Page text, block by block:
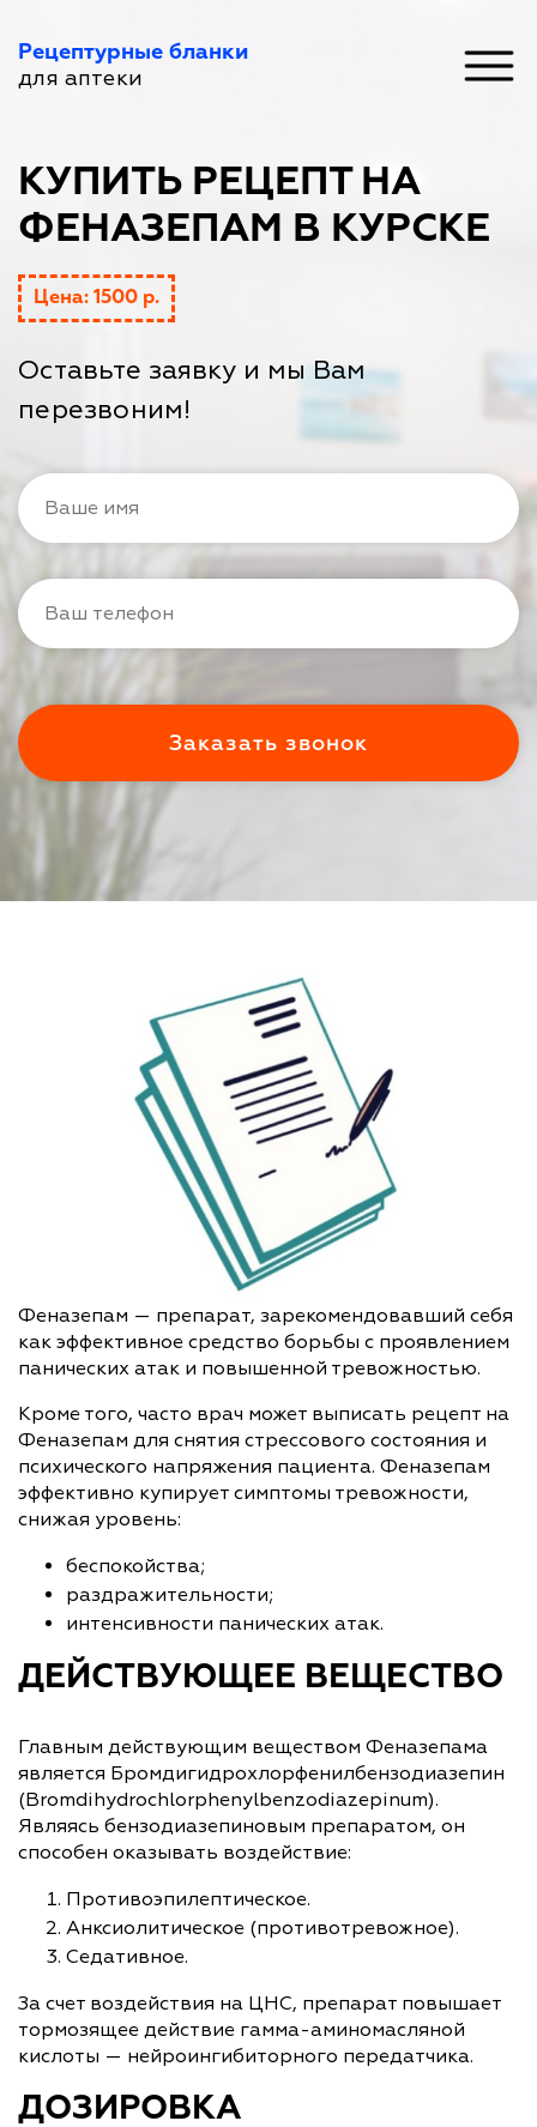
Рецептурные бланки
для аптеки
КУПИТЬ РЕЦЕПТ НА
ФЕНАЗЕПАМ В КУРСКЕ
Цена: 1500 р.
Оставьте заявку и мы Вам
перезвоним!
Феназепам — препарат, зарекомендовавший себя
как эффективное средство борьбы с проявлением
панических атак и повышенной тревожностью.
Кроме того, часто врач может выписать рецепт на
Феназепам для снятия стрессового состояния и
психического напряжения пациента. Феназепам
эффективно купирует симптомы тревожности,
снижая уровень:
беспокойства;
раздражительности;
интенсивности панических атак.
ДЕЙСТВУЮЩЕЕ ВЕЩЕСТВО
Главным действующим веществом Феназепама
является Бромдигидрохлорфенилбензодиазепин
(Bromdihydrochlorphenylbenzodiazepinum).
Являясь бензодиазепиновым препаратом, он
способен оказывать воздействие:
Противоэпилептическое.
Анксиолитическое (противотревожное).
Седативное.
За счет воздействия на ЦНС, препарат повышает
тормозящее действие гамма-аминомасляной
кислоты — нейроингибиторного передатчика.
ДОЗИРОВКА